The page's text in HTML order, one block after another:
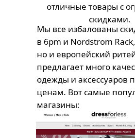
отличные товары с
скидками.
Мы все избалованы
в 6pm и Nordstrom Rack,
но и европейский
предлагает много
одежды и аксессуаров
ценам. Вот самые
магазины: